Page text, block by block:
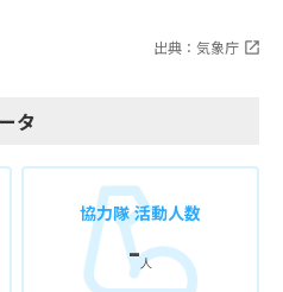
出典：気象庁
タ
協力隊 活動人数
-人